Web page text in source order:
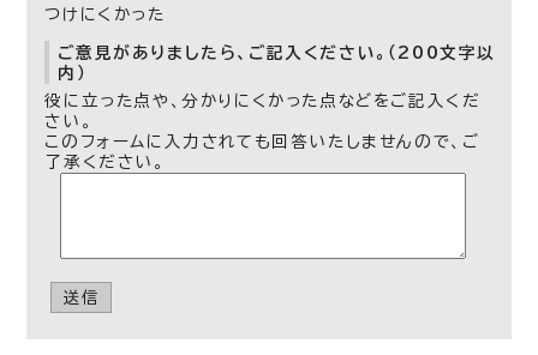
つけにくかった
ご意見がありましたら、ご記入ください。（200文字以
内）
役に立った点や、分かりにくかった点などをご記入くだ
さい。
このフォームに入力されても回答いたしませんので、ご
了承ください。
送信